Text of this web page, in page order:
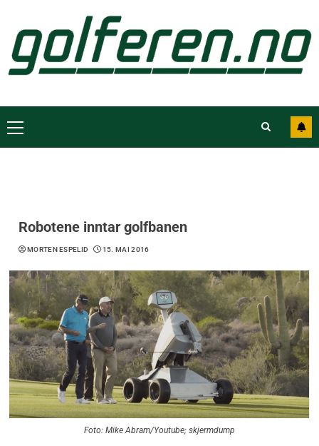
Robotene inntar golfbanen
MORTEN ESPELID 15. MAI 2016
Foto: Mike Abram/Youtube; skjermdump